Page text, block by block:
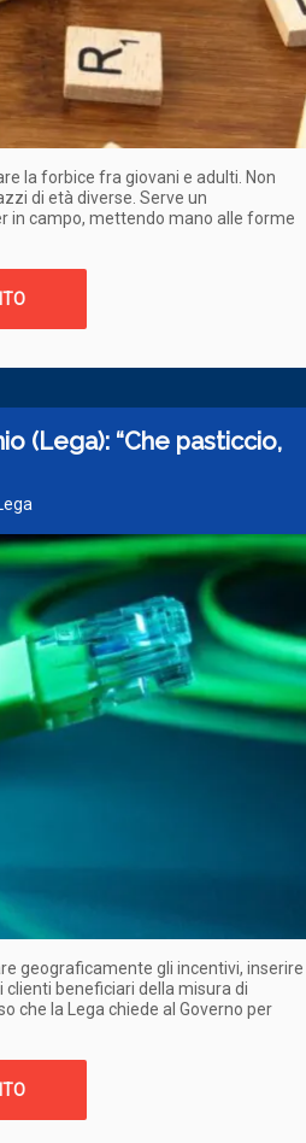
la forbice fra giovani e adulti. Non
di età diverse. Serve un
in campo, mettendo mano alle forme
(Lega): “Che pasticcio,
geograficamente gli incentivi, inserire
beneficiari della misura di
che la Lega chiede al Governo per